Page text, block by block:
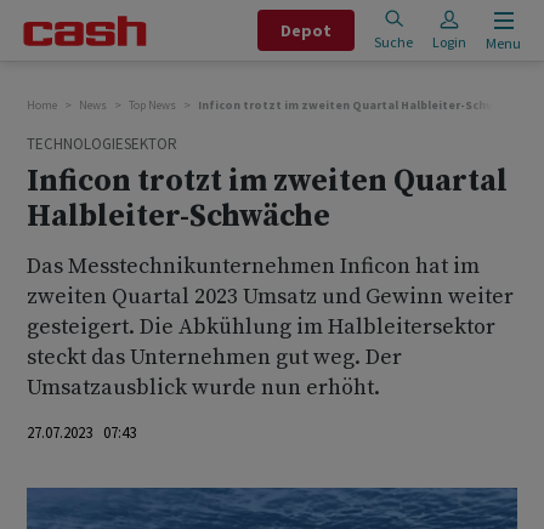
Depot
Suche Login Menu
Home News Top News Inficon trotzt im zweiten Quartal Halbleiter-Schwäche
TECHNOLOGIESEKTOR
Inficon trotzt im zweiten Quartal
Halbleiter-Schwäche
Das Messtechnikunternehmen Inficon hat im
zweiten Quartal 2023 Umsatz und Gewinn weiter
gesteigert. Die Abkühlung im Halbleitersektor
steckt das Unternehmen gut weg. Der
Umsatzausblick wurde nun erhöht.
27.07.2023 07:43